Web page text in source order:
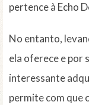
pertence à Echo
No entanto,
ela oferece e por
interessante
permite com que